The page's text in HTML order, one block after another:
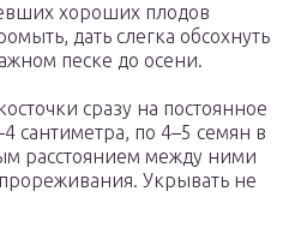
хороших плодов
дать слегка обсохнуть
песке до осени.
сразу на постоянное
сантиметра, по 4–5 семян в
расстоянием между ними
Укрывать не